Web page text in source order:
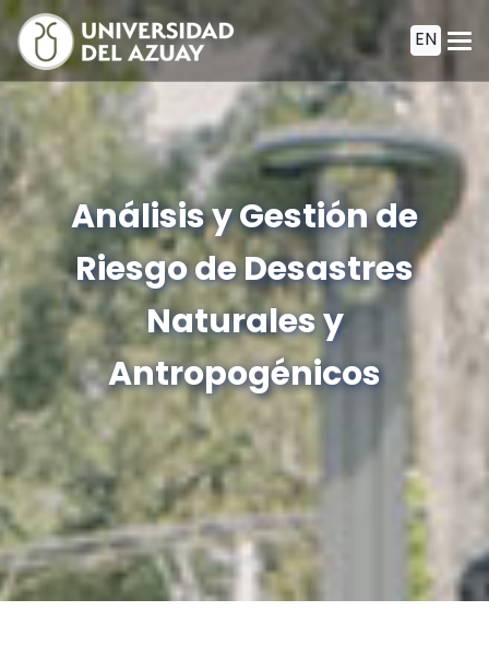
Pasar
al
contenido
principal
EN
Análisis y Gestión de
Riesgo de Desastres
Naturales y
Antropogénicos